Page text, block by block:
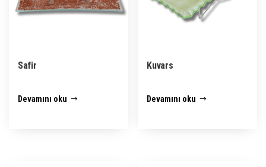
Safir
Devamını oku
Kuvars
Devamını oku